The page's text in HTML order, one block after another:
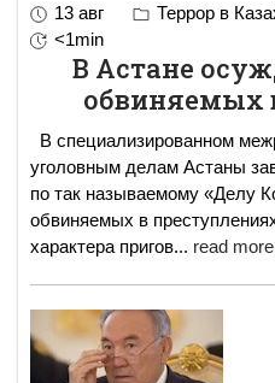
13 авг Террор в
<1min
В Астане
обвиняемых
В специализированном
уголовным делам Астаны
по так называемому «Делу
обвиняемых в
характера пригов... read